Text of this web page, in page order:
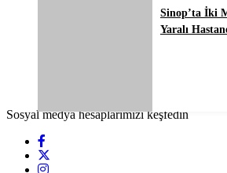
Sinop’ta İki
Yaralı
Sosyal medya hesaplarımızı keşfedin